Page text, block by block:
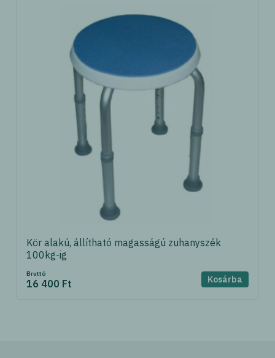
Kör alakú, állítható magasságú zuhanyszék
100kg-ig
Bruttó
16 400 Ft Kosárba